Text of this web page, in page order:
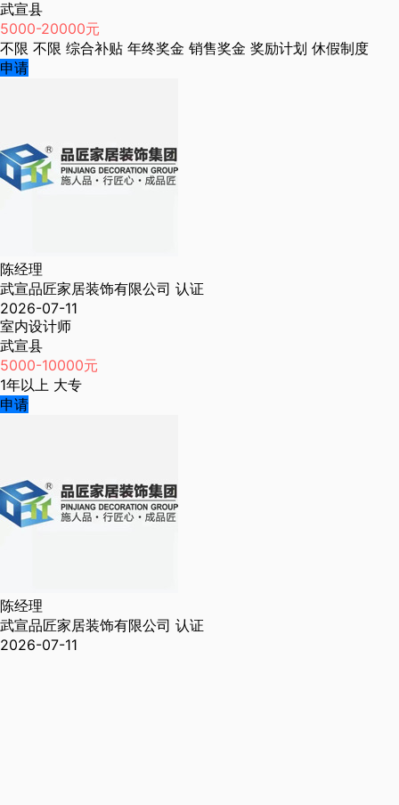
武宣县
5000-20000元
不限 不限 综合补贴 年终奖金 销售奖金 奖励计划 休假制度
申请
陈经理
武宣品匠家居装饰有限公司 认证
2026-07-11
室内设计师
武宣县
5000-10000元
1年以上 大专
申请
陈经理
武宣品匠家居装饰有限公司 认证
2026-07-11